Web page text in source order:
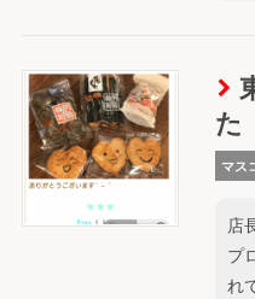
た
マス
店
プ
れ